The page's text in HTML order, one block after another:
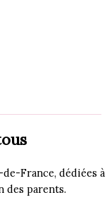
France, dédiées à
des parents.